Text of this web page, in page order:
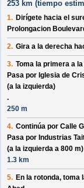
253 km (tiempo
1. Dirígete hacia el
Prolongacion
2. Gira a la derecha
3. Toma la primera a
Pasa por Iglesia de
(a la izquierda)
.
250 m
4. Continúa por Calle
Pasa por Industrias
(a la izquierda a 800 m)
1.3 km
5. En la rotonda, toma